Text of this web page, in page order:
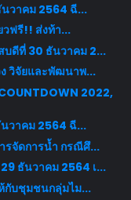
วาคม 2564 ฉี...
วฟรี!! ส่งท้า...
ดีที่ 30 ธันวาคม 2...
วิจัยและพัฒนาพ...
2022,
วาคม 2564 ฉี...
รจัดการน้ำ กรณีศึ...
ธันวาคม 2564 เ...
กับชุมชนกลุ่มไม...